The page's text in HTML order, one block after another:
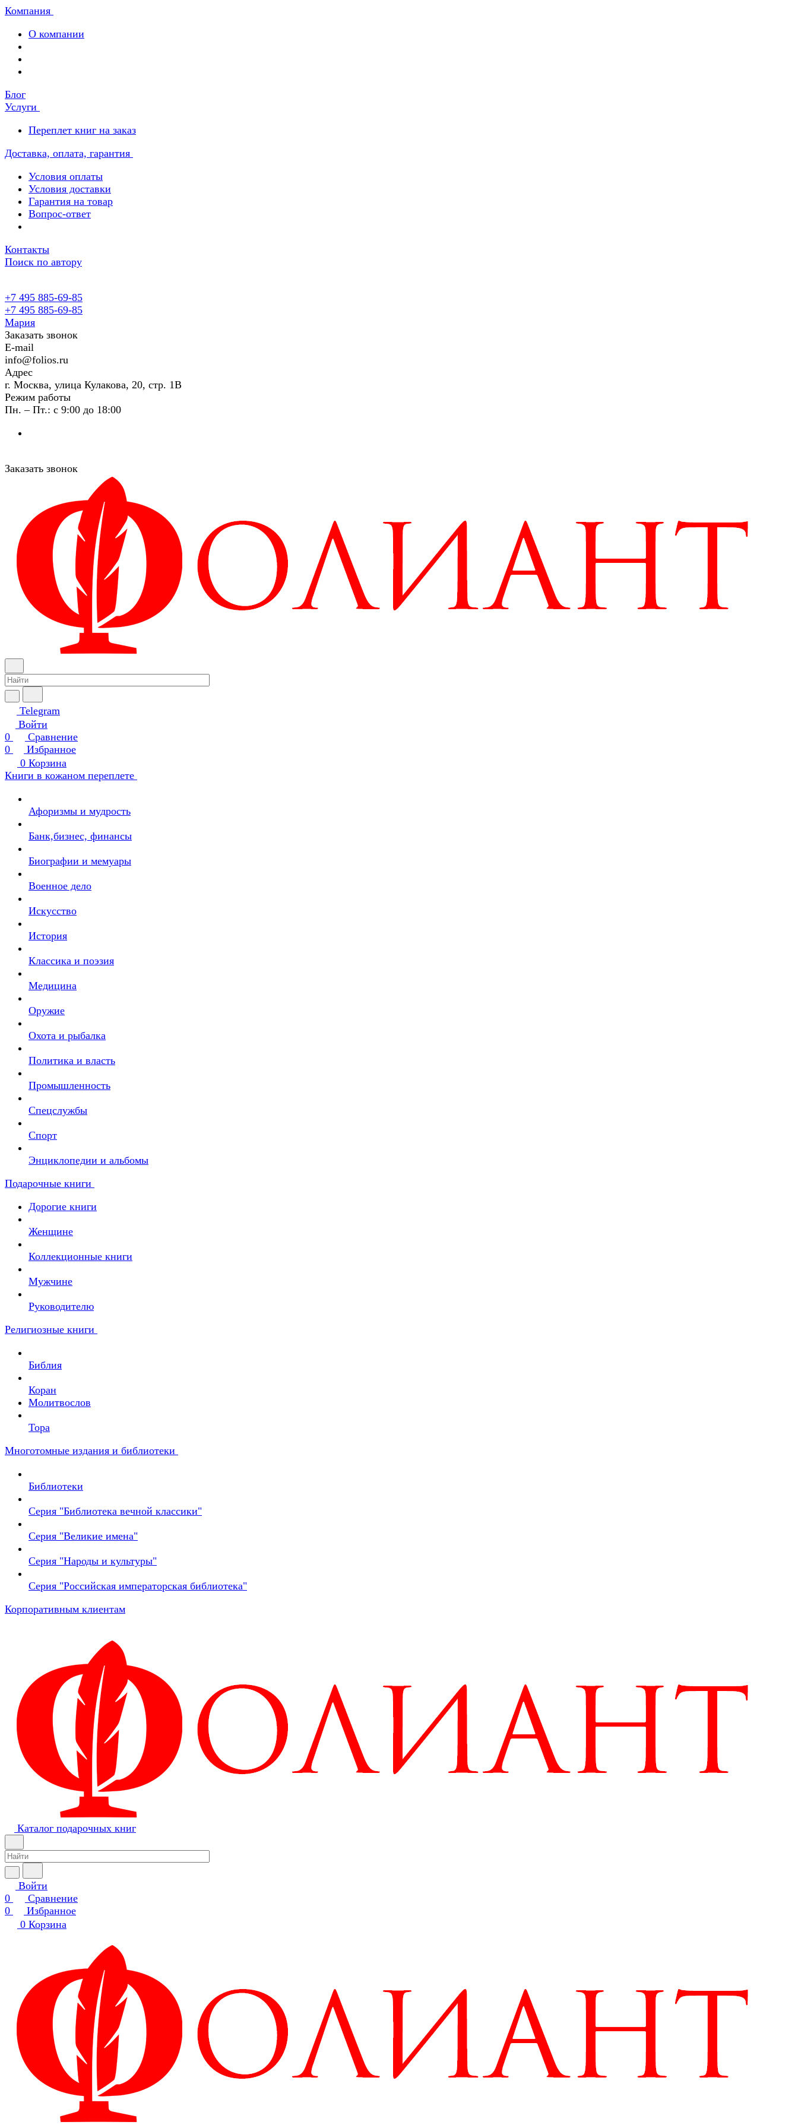
Компания
О компании
Блог
Услуги
Переплет книг на заказ
Доставка, оплата, гарантия
Условия оплаты
Условия доставки
Гарантия на товар
Вопрос-ответ
Контакты
Поиск по автору
+7 495 885-69-85
+7 495 885-69-85
Мария
Заказать звонок
E-mail
info@folios.ru
Адрес
г. Москва, улица Кулакова, 20, стр. 1В
Режим работы
Пн. – Пт.: с 9:00 до 18:00
Заказать звонок
Telegram
Войти
0
Сравнение
0
Избранное
0 Корзина
Книги в кожаном переплете
Афоризмы и мудрость
Банк,бизнес, финансы
Биографии и мемуары
Военное дело
Искусство
История
Классика и поэзия
Медицина
Оружие
Охота и рыбалка
Политика и власть
Промышленность
Спецслужбы
Спорт
Энциклопедии и альбомы
Подарочные книги
Дорогие книги
Женщине
Коллекционные книги
Мужчине
Руководителю
Религиозные книги
Библия
Коран
Молитвослов
Тора
Многотомные издания и библиотеки
Библиотеки
Серия "Библиотека вечной классики"
Серия "Великие имена"
Серия "Народы и культуры"
Серия "Российская императорская библиотека"
Корпоративным клиентам
Каталог подарочных книг
Войти
0
Сравнение
0
Избранное
0 Корзина